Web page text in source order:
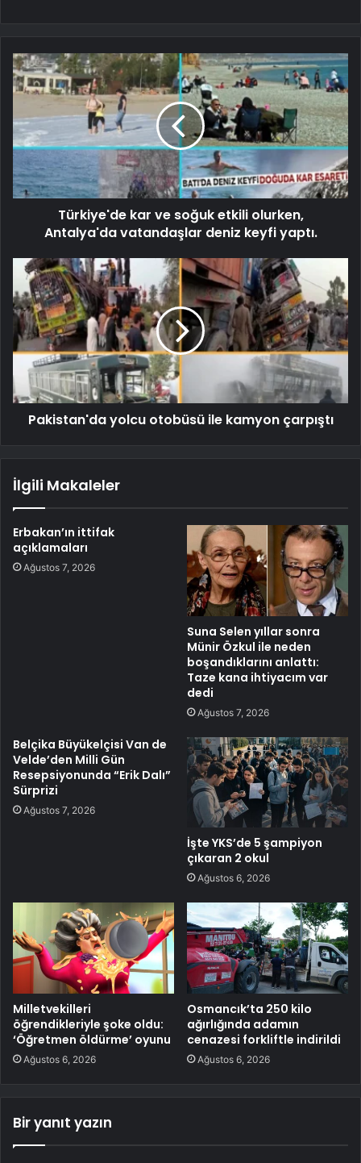
Türkiye'de kar ve soğuk etkili olurken,
Antalya'da vatandaşlar deniz keyfi yaptı.
Pakistan'da yolcu otobüsü ile kamyon çarpıştı
İlgili Makaleler
Erbakan’ın ittifak
açıklamaları
Ağustos 7, 2026
Suna Selen yıllar sonra
Münir Özkul ile neden
boşandıklarını anlattı:
Taze kana ihtiyacım var
dedi
Ağustos 7, 2026
Belçika Büyükelçisi Van de
Velde’den Milli Gün
Resepsiyonunda “Erik Dalı”
Sürprizi
Ağustos 7, 2026
İşte YKS’de 5 şampiyon
çıkaran 2 okul
Ağustos 6, 2026
Milletvekilleri
öğrendikleriyle şoke oldu:
‘Öğretmen öldürme’ oyunu
Ağustos 6, 2026
Osmancık’ta 250 kilo
ağırlığında adamın
cenazesi forkliftle indirildi
Ağustos 6, 2026
Bir yanıt yazın